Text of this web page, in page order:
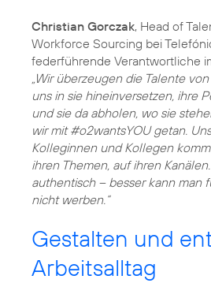
Christian Gorczak, Head of
Workforce Sourcing bei
federführende Verantwortliche
„Wir überzeugen die Talente
uns in sie hineinversetzen, ihre
und sie da abholen, wo sie
wir mit #o2wantsYOU getan.
Kolleginnen und Kollegen
ihren Themen, auf ihren
authentisch – besser kann man
nicht werben.“
Gestalten und
Arbeitsalltag